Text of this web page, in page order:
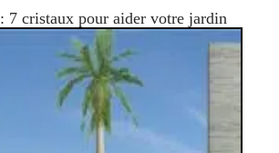
7 cristaux pour aider votre jardin